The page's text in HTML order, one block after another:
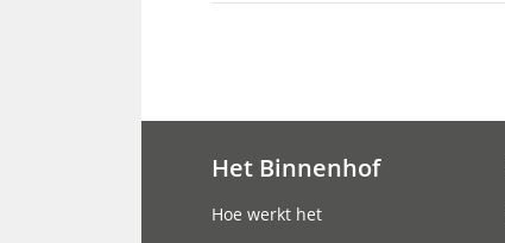
Het Binnenhof
Hoe werkt het